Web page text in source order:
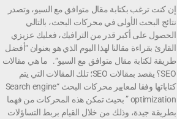
إن كنت ترغب بكتابة مقال متوافق مع السيو، وتصدر
نتائج البحث الأولى في محركات البحث، بالتالي
الحصول على أكبر قدر من الترافيك، فعليك عزيزي
القارئ بقراءة مقالنا لهذا اليوم الذي هو بعنوان “أفضل
طريقة لكتابة مقال متوافق مع السيو“. ما هي مقالات
SEO؟ يقصد بمقالات SEO؛ تلك المقالات التي يتم
كتاباتها وفقا لمعايير محركات البحث “Search engine
optimization ” بحيث تمكن هذه المحركات من فهما
بطريقة جيدة، وذلك من خلال القيام بربط التساؤلات